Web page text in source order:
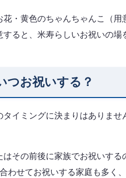
花・黄色のちゃんちゃんこ（
すると、米寿らしいお祝いの場
つお祝いする？
タイミングに決まりはありま
はその前後に家族でお祝いす
わせてお祝いする家庭も多く